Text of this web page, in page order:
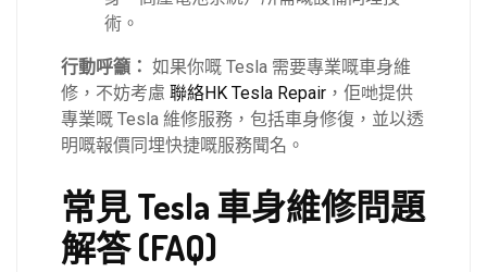
術。
行動呼籲： 如果你嘅 Tesla 需要專業嘅車身維
修，不妨考慮 聯絡HK Tesla Repair ，佢哋提供
專業嘅 Tesla 維修服務，包括車身修復，並以透
明嘅報價同埋快捷嘅服務聞名。
常見 Tesla 車身維修問題
解答 (FAQ)